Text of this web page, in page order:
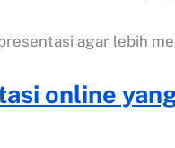
agar lebih
online